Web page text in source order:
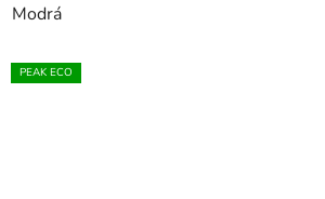
Modrá
PEAK ECO